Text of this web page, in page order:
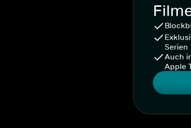
Serien
Auch
Apple